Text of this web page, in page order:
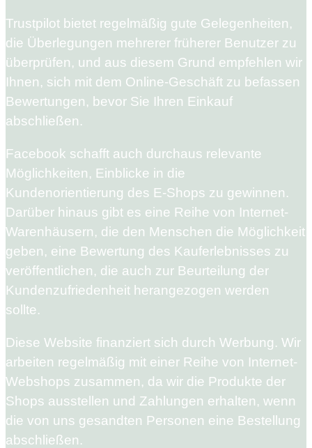
Trustpilot bietet regelmäßig gute Gelegenheiten,
die Überlegungen mehrerer früherer Benutzer zu
überprüfen, und aus diesem Grund empfehlen wir
Ihnen, sich mit dem Online-Geschäft zu befassen
Bewertungen, bevor Sie Ihren Einkauf
abschließen.
Facebook schafft auch durchaus relevante
Möglichkeiten, Einblicke in die
Kundenorientierung des E-Shops zu gewinnen.
Darüber hinaus gibt es eine Reihe von Internet-
Warenhäusern, die den Menschen die Möglichkeit
geben, eine Bewertung des Kauferlebnisses zu
veröffentlichen, die auch zur Beurteilung der
Kundenzufriedenheit herangezogen werden
sollte.
Diese Website finanziert sich durch Werbung. Wir
arbeiten regelmäßig mit einer Reihe von Internet-
Webshops zusammen, da wir die Produkte der
Shops ausstellen und Zahlungen erhalten, wenn
die von uns gesandten Personen eine Bestellung
abschließen.